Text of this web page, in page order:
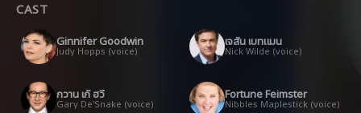
CAST
Ginnifer Goodwin
Judy Hopps (voice)
เจสัน เบทแมน
Nick Wilde (voice)
กวาน เก๊ ฮวี
Gary De'Snake (voice)
Fortune Feimster
Nibbles Maplestick (voice)